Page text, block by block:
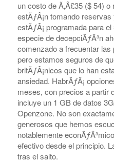
un costo de Ã‚Â£35 ($ 54)
estÃƒÂ¡n tomando
estÃƒÂ¡ programada para
especie de decepciÃƒÂ³n
comenzado a frecuentar
pero estamos seguros de
britÃƒÂ¡nicos que lo han
ansiedad. HabrÃƒÂ¡
meses, con precios a partir
incluye un 1 GB de datos
Openzone. No son
generosos que hemos
notablemente
efectivo desde el principio.
tras el salto.